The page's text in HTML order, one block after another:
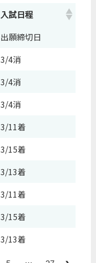
入試日程
出願締切日
3/4消
3/4消
3/4消
3/11着
3/15着
3/13着
3/11着
3/15着
3/13着